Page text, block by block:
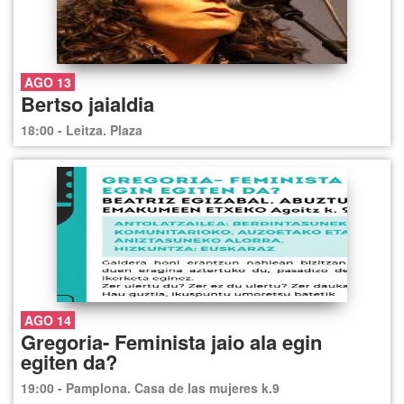
AGO 13
Bertso jaialdia
18:00 - Leitza. Plaza
AGO 14
Gregoria- Feminista jaio ala egin
egiten da?
19:00 - Pamplona. Casa de las mujeres k.9